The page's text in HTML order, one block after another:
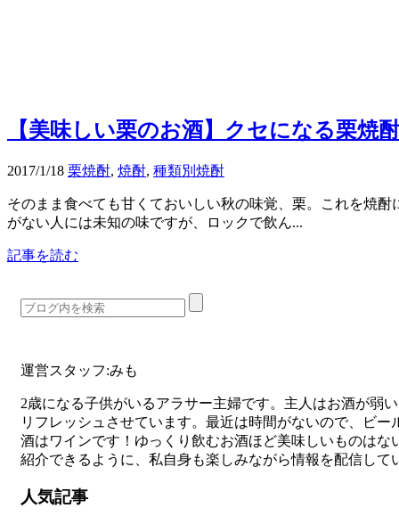
【美味しい栗のお酒】クセになる栗焼
2017/1/18 栗焼酎, 焼酎, 種類別焼酎
そのまま食べても甘くておいしい秋の味覚、栗。これを焼
がない人には未知の味ですが、ロックで飲ん...
記事を読む
運営スタッフ:みも
2歳になる子供がいるアラサー主婦です。主人はお酒が弱
リフレッシュさせています。最近は時間がないので、ビ
酒はワインです！ゆっくり飲むお酒ほど美味しいものは
紹介できるように、私自身も楽しみながら情報を配信して
人気記事